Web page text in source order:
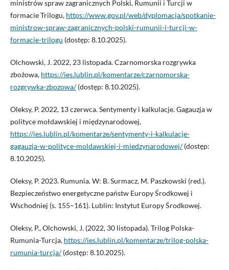
ministrów spraw zagranicznych Polski, Rumunii i Turcji w
formacie Trilogu, https://www.gov.pl/web/dyplomacja/spotkanie-
ministrow-spraw-zagranicznych-polski-rumunii-i-turcji-w-
formacie-trilogu (dostęp: 8.10.2025).
Olchowski, J. 2022, 23 listopada. Czarnomorska rozgrywka
zbożowa, https://ies.lublin.pl/komentarze/czarnomorska-
rozgrywka-zbozowa/(dostęp: 8.10.2025).
Oleksy, P. 2022, 13 czerwca. Sentymenty i kalkulacje. Gagauzja w
polityce mołdawskiej i międzynarodowej,
https://ies.lublin.pl/komentarze/sentymenty-i-kalkulacje-
gagauzja-w-polityce-moldawskiej-i-miedzynarodowej/(dostęp:
8.10.2025).
Oleksy, P. 2023. Rumunia. W: B. Surmacz, M. Paszkowski (red.).
Bezpieczeństwo energetyczne państw Europy Środkowej i
Wschodniej (s. 155–161). Lublin: Instytut Europy Środkowej.
Oleksy, P., Olchowski, J. (2022, 30 listopada). Trilog Polska-
Rumunia-Turcja, https://ies.lublin.pl/komentarze/trilog-polska-
rumunia-turcja/(dostęp: 8.10.2025).